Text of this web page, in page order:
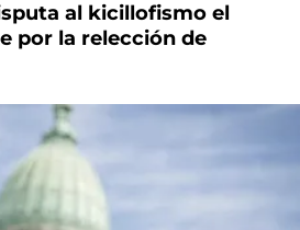
al kicillofismo el
por la relección de